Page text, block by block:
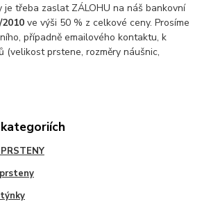
je třeba zaslat ZÁLOHU na náš bankovní
ve výši 50 % z celkové ceny. Prosíme
případně emailového kontaktu, k
(velikost prstene, rozměry náušnic,